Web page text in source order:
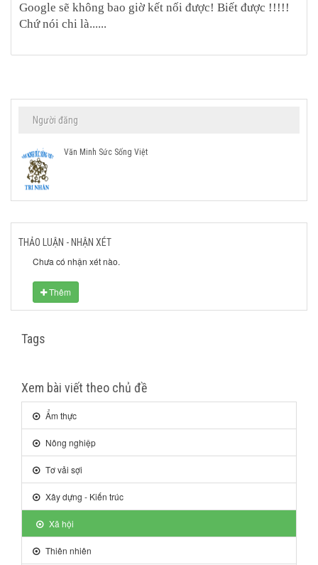
Google sẽ không bao giờ kết nối được! Biết được !!!!!
Chứ nói chi là......
Người đăng
Văn Minh Sức Sống Việt
THẢO LUẬN - NHẬN XÉT
Chưa có nhận xét nào.
Thêm
Tags
Xem bài viết theo chủ đề
Ẩm thực
Nông nghiệp
Tơ vải sợi
Xây dựng - Kiến trúc
Xã hội
Thiên nhiên